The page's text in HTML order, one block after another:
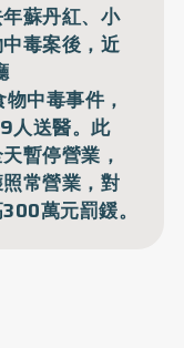
蘇丹紅、小
毒案後，近
中毒事件，
人送醫。此
暫停營業，
常營業，對
萬元罰鍰。